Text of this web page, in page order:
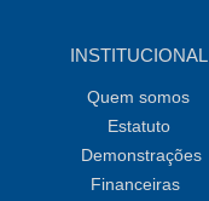
INSTITUCIONAL
Quem somos
Estatuto
Demonstrações
Financeiras